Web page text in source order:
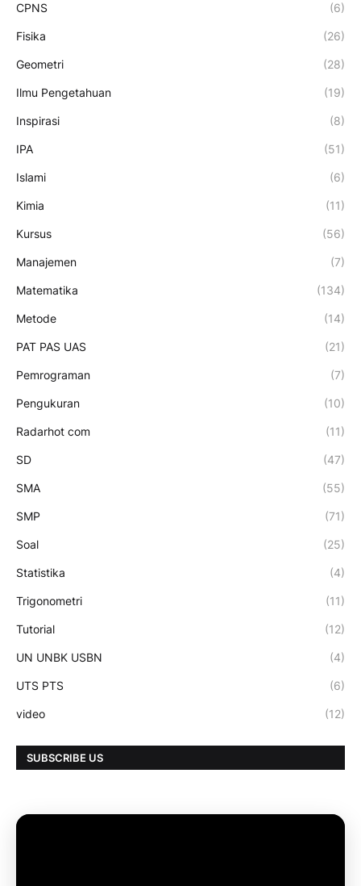
CPNS (6)
Fisika (26)
Geometri (28)
Ilmu Pengetahuan (19)
Inspirasi (8)
IPA (51)
Islami (6)
Kimia (11)
Kursus (56)
Manajemen (7)
Matematika (134)
Metode (14)
PAT PAS UAS (21)
Pemrograman (7)
Pengukuran (10)
Radarhot com (11)
SD (47)
SMA (55)
SMP (71)
Soal (25)
Statistika (4)
Trigonometri (11)
Tutorial (12)
UN UNBK USBN (4)
UTS PTS (6)
video (12)
SUBSCRIBE US